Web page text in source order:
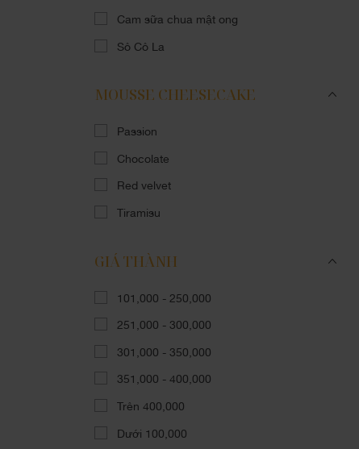
Cam sữa chua mật ong
Sô Cô La
MOUSSE CHEESECAKE
Passion
Chocolate
Red velvet
Tiramisu
GIÁ THÀNH
101,000 - 250,000
251,000 - 300,000
301,000 - 350,000
351,000 - 400,000
Trên 400,000
Dưới 100,000